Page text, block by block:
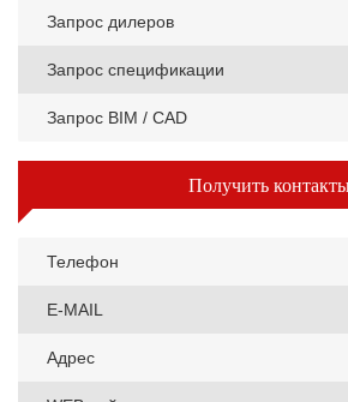
Запрос дилеров
Запрос спецификации
Запрос BIM / CAD
Получить
Телефон
E-MAIL
Адрес